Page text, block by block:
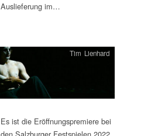
Auslieferung im…
Tim Lienhard
Es ist die Eröffnungspremiere bei